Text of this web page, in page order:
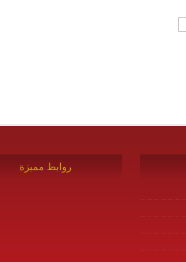
روابط مميزة